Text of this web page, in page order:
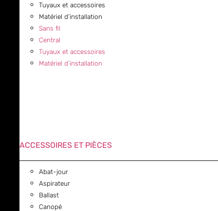
Tuyaux et accessoires
Matériel d’installation
Sans fil
Central
Tuyaux et accessoires
Matériel d’installation
ACCESSOIRES ET PIÈCES
Abat-jour
Aspirateur
Ballast
Canopé